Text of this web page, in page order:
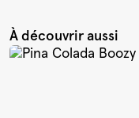
À découvrir aussi